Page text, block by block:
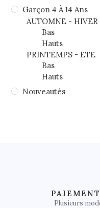
Garçon 4 À 14 Ans
AUTOMNE - HIVER
Bas
Hauts
PRINTEMPS - ETE
Bas
Hauts
Nouveautés
Plusieurs